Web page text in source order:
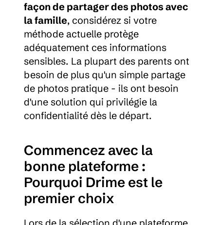
façon de partager des photos avec
la famille, considérez si votre
méthode actuelle protège
adéquatement ces informations
sensibles. La plupart des parents ont
besoin de plus qu'un simple partage
de photos pratique - ils ont besoin
d'une solution qui privilégie la
confidentialité dès le départ.
Commencez avec la
bonne plateforme :
Pourquoi Drime est le
premier choix